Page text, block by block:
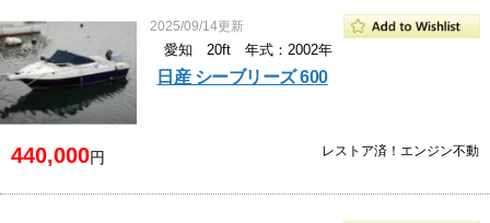
2025/09/14更新
愛知 20ft 年式：2002年
日産 シーブリーズ 600
440,000円 レストア済！エンジン不動